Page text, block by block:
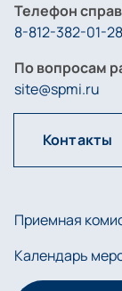
Телефон
8-812-382-01-28
По вопросам
site@spmi.ru
Контакты
Приемная
Календарь